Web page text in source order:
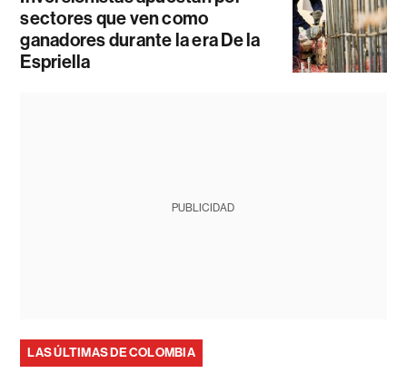
sectores que ven como
ganadores durante la era De la
Espriella
PUBLICIDAD
LAS ÚLTIMAS DE COLOMBIA